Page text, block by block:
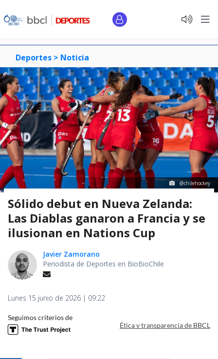
Deportes > Noticia
@chilehockey
Sólido debut en Nueva Zelanda:
Las Diablas ganaron a Francia y se
ilusionan en Nations Cup
Javier Zamorano
Periodista de Deportes en BioBioChile
Lunes 15 junio de 2026 | 09:22
Seguimos criterios de
Ética y transparencia de BBCL